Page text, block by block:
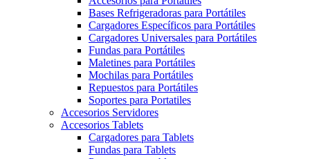
Bases Refrigeradoras para Portátiles
Cargadores Específicos para Portátiles
Cargadores Universales para Portátiles
Fundas para Portátiles
Maletines para Portátiles
Mochilas para Portátiles
Repuestos para Portátiles
Soportes para Portatiles
Accesorios Servidores
Accesorios Tablets
Cargadores para Tablets
Fundas para Tablets